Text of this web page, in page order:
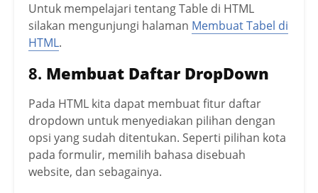
Untuk mempelajari tentang Table di HTML
silakan mengunjungi halaman Membuat Tabel di
HTML.
8. Membuat Daftar DropDown
Pada HTML kita dapat membuat fitur daftar
dropdown untuk menyediakan pilihan dengan
opsi yang sudah ditentukan. Seperti pilihan kota
pada formulir, memilih bahasa disebuah
website, dan sebagainya.